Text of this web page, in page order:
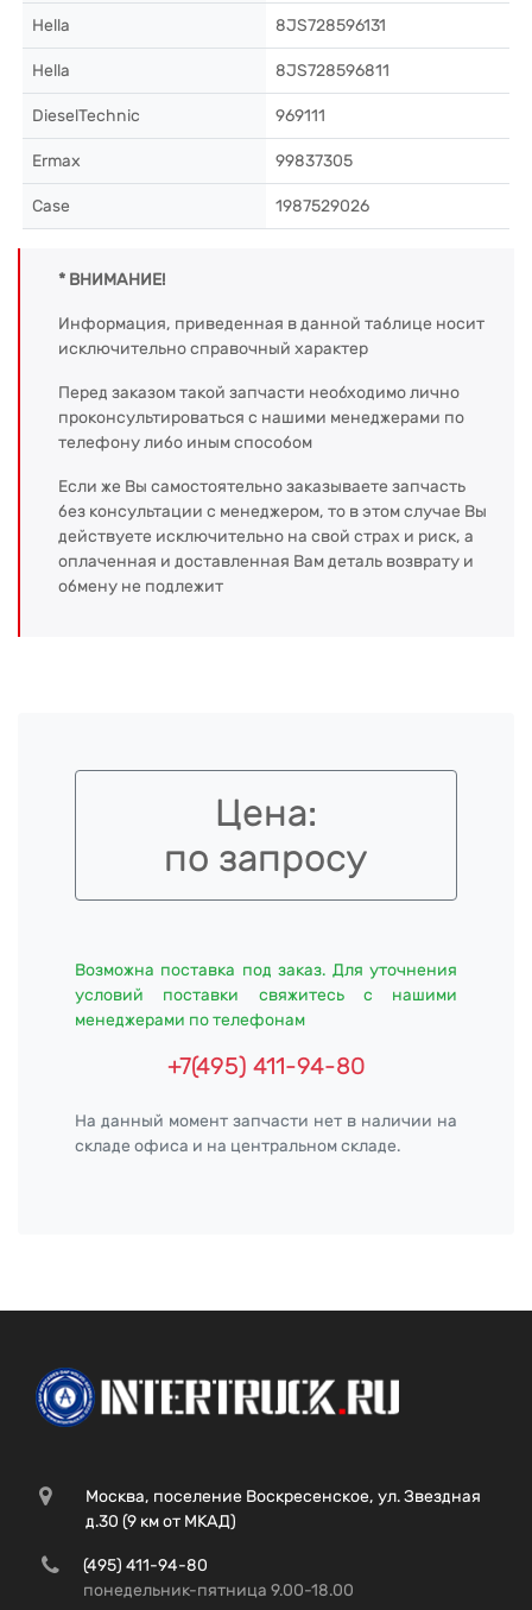
Hella 8JS728596131
Hella 8JS728596811
DieselTechnic 969111
Ermax 99837305
Case 1987529026
* ВНИМАНИЕ!
Информация, приведенная в данной таблице носит
исключительно справочный характер
Перед заказом такой запчасти необходимо лично
проконсультироваться с нашими менеджерами по
телефону либо иным способом
Если же Вы самостоятельно заказываете запчасть
без консультации с менеджером, то в этом случае Вы
действуете исключительно на свой страх и риск, а
оплаченная и доставленная Вам деталь возврату и
обмену не подлежит
Цена:
по запросу
Возможна поставка под заказ. Для уточнения
условий поставки свяжитесь с нашими
менеджерами по телефонам
+7(495) 411-94-80
На данный момент запчасти нет в наличии на
складе офиса и на центральном складе.
Москва, поселение Воскресенское, ул. Звездная
д.30 (9 км от МКАД)
(495) 411-94-80
понедельник-пятница 9.00-18.00